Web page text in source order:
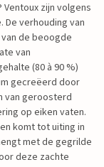
zijn volgens
De verhouding van
de beoogde
van
(80 à 90 %)
gecreëerd door
van geroosterd
op eiken vaten.
komt tot uiting in
met de gegrilde
deze zachte